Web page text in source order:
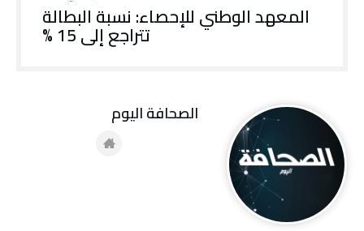
المعهد الوطني للإحصاء: نسبة البطالة
تتراجع إلى 15 %